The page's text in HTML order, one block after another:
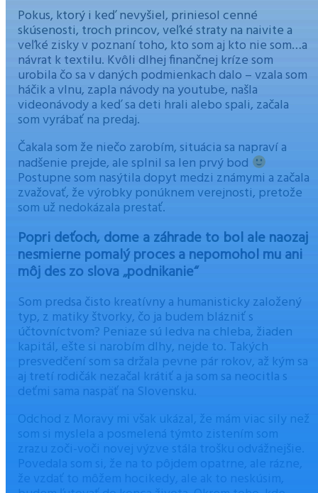
Pokus, ktorý i keď nevyšiel, priniesol cenné
skúsenosti, troch princov, veľké straty na naivite a
veľké zisky v poznaní toho, kto som aj kto nie som…a
návrat k textilu. Kvôli dlhej finančnej kríze som
urobila čo sa v daných podmienkach dalo – vzala som
háčik a vlnu, zapla návody na youtube, našla
videonávody a keď sa deti hrali alebo spali, začala
som vyrábať na predaj.
Čakala som že niečo zarobím, situácia sa napraví a
nadšenie prejde, ale splnil sa len prvý bod
Postupne som nasýtila dopyt medzi známymi a začala
zvažovať, že výrobky ponúknem verejnosti, pretože
som už nedokázala prestať.
Popri deťoch, dome a záhrade to bol ale naozaj
nesmierne pomalý proces a nepomohol mu ani
môj des zo slova „podnikanie“
Som predsa čisto kreatívny a humanisticky založený
typ, z matiky štvorky, čo ja budem blázniť s
účtovníctvom? Peniaze sú ledva na chleba, žiaden
kapitál, ešte si narobím dlhy, nejde to. Takých
presvedčení som sa držala pevne pár rokov, až kým sa
aj tretí rodičák nezačal krátiť a ja som sa neocitla s
deťmi sama naspäť na Slovensku.
Odchod z Moravy mi však ukázal, že mám viac sily než
som si myslela a posmelená týmto zistením som
zrazu zoči-voči novej výzve stála trošku odvážnejšie.
Povedala som si, že na to pôjdem opatrne, ale rázne,